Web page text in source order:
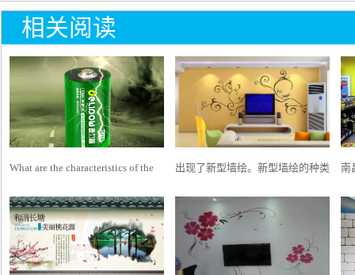
相关阅读
What are the characteristics of the
battery pack?
出现了新型墙绘。新型墙绘的种类 南